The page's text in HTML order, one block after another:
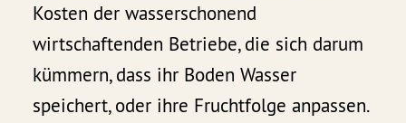
Kosten der wasserschonend
wirtschaftenden Betriebe, die sich darum
kümmern, dass ihr Boden Wasser
speichert, oder ihre Fruchtfolge anpassen.